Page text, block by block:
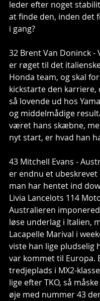
leder efter noget
at finde den, inden det
i gang?
32 Brent Van Doninck -
er røget til det
Honda team, og skal
kickstarte den karriere,
så lovende ud hos
og middelmådige
været hans skæbne,
nyt start, er hvad han
43 Mitchell Evans -
er endnu et ubeskrevet
man har hentet ind
Livia Lancelots 114
Australieren
løse underlag i Italien,
Lacapelle Marival i
viste han lige pludselig
var kommet til Europa.
tredjeplads i MX2-
lige efter TKO, så
øje med nummer 43